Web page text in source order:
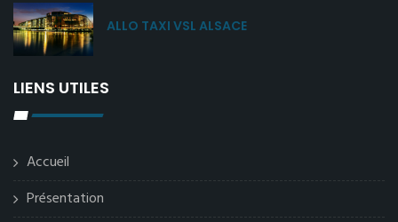
ALLO TAXI VSL ALSACE
LIENS UTILES
Accueil
Présentation